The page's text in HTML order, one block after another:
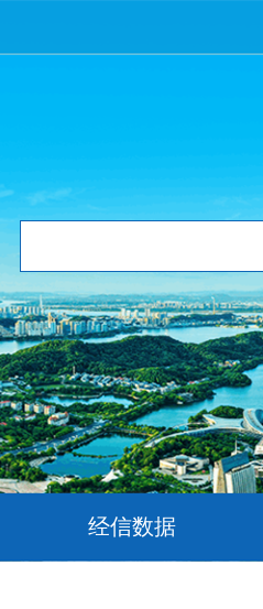
经信数据